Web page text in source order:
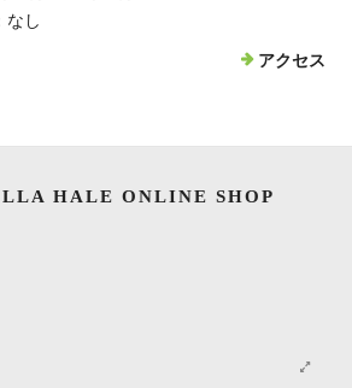
なし
アクセス
HALE ONLINE SHOP